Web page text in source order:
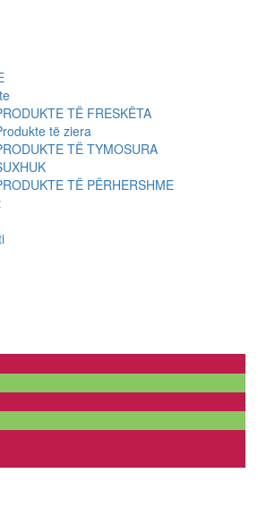
TË FRESKËTA
të ziera
TË TYMOSURA
TË PËRHERSHME